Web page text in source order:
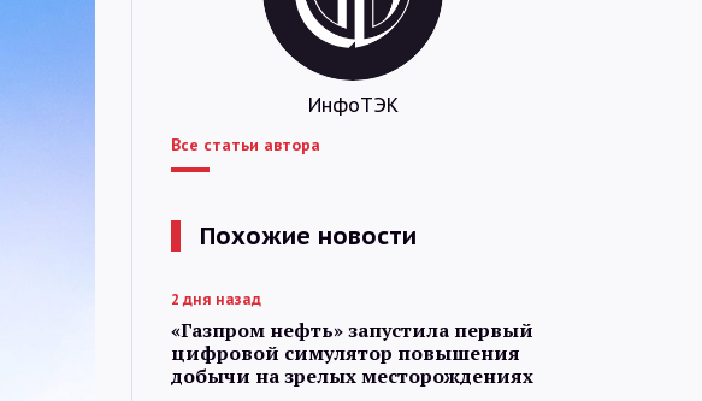
ИнфоТЭК
Все статьи автора
Похожие новости
2 дня назад
«Газпром нефть» запустила первый
цифровой симулятор повышения
добычи на зрелых месторождениях